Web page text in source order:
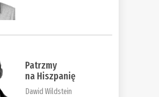
Patrzmy
na Hiszpanię
Dawid Wildstein